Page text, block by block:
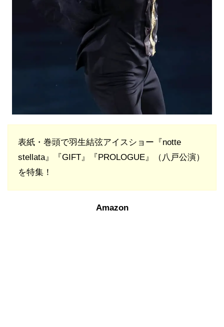
表紙・巻頭で羽生結弦アイスショー『notte
stellata』『GIFT』『PROLOGUE』（八戸公演）
を特集！
Amazon